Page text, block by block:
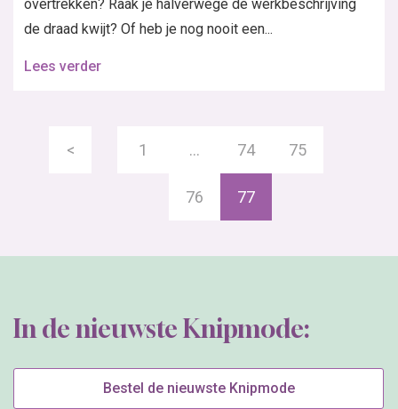
overtrekken? Raak je halverwege de werkbeschrijving
de draad kwijt? Of heb je nog nooit een...
Lees verder
< 1 … 74 75
76 77
In de nieuwste Knipmode:
Bestel de nieuwste Knipmode